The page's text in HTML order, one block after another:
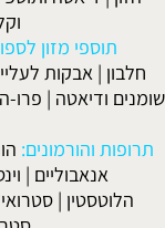
תוספי מזון
חלבון | אבקות
שומנים ודיאטה | פרו-
תרופות והורמונים:
אנאבוליים |
הלוטסטין |